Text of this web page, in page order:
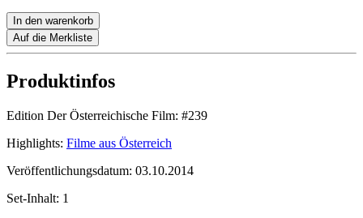
In den warenkorb
Auf die Merkliste
Produktinfos
Edition Der Österreichische Film: #239
Highlights: Filme aus Österreich
Veröffentlichungsdatum: 03.10.2014
Set-Inhalt: 1